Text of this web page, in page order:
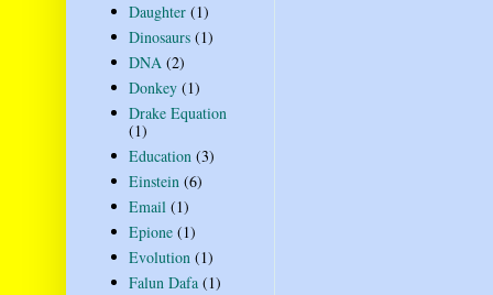
Daughter (1)
Dinosaurs (1)
DNA (2)
Donkey (1)
Drake Equation
(1)
Education (3)
Einstein (6)
Email (1)
Epione (1)
Evolution (1)
Falun Dafa (1)